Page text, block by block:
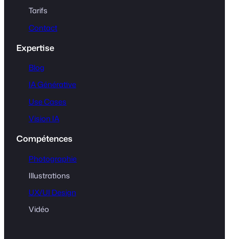
Tarifs
Contact
Expertise
Blog
IA Générative
Use Cases
Vision IA
Compétences
Photographie
Illustrations
UX/UI Design
Vidéo